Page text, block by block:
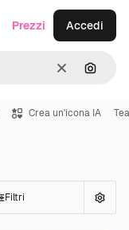
CancellaCerca
Prezzi Accedi
Crea un'icona IA
Filtri